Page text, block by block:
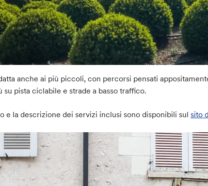
anche ai più piccoli, con percorsi pensati
su pista ciclabile e strade a basso traffico.
e la descrizione dei servizi inclusi sono disponibili sulsito